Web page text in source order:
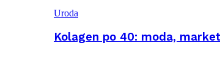
Uroda
Kolagen po 40: moda,